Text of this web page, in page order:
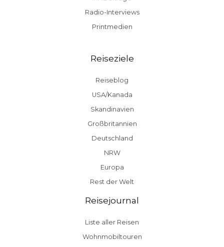
Radio-Interviews
Printmedien
Reiseziele
Reiseblog
USA/Kanada
Skandinavien
Großbritannien
Deutschland
NRW
Europa
Rest der Welt
Reisejournal
Liste aller Reisen
Wohnmobiltouren